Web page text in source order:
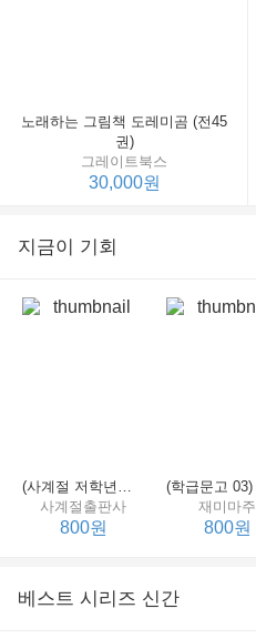
노래하는 그림책 도레미곰 (전45
권)
그레이트북스
30,000원
지금이 기회
(사계절 저학년문고 21) 선생님은 모르는 게 너무 많아
사계절출판사
800원
재미마주
800원
베스트 시리즈 신간